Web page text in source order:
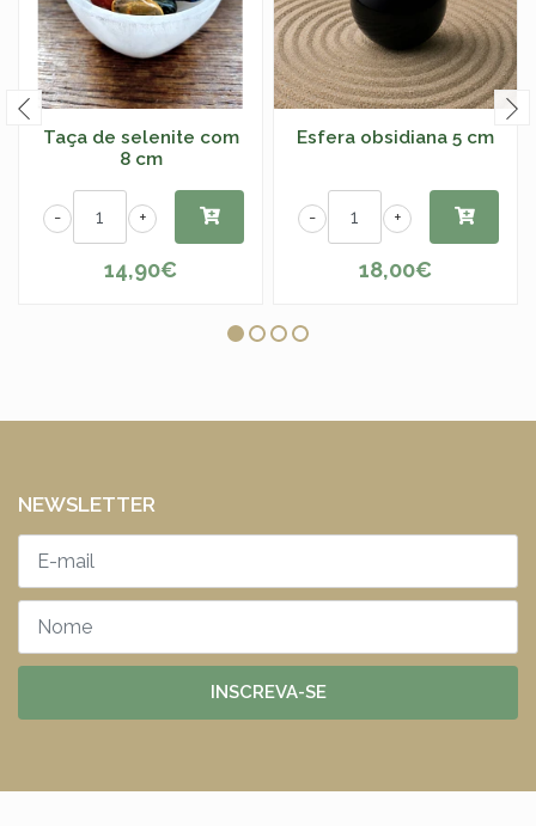
Taça de selenite com
8 cm
+
-
14,90€
Esfera obsidiana 5 cm
+
-
18,00€
NEWSLETTER
INSCREVA-SE